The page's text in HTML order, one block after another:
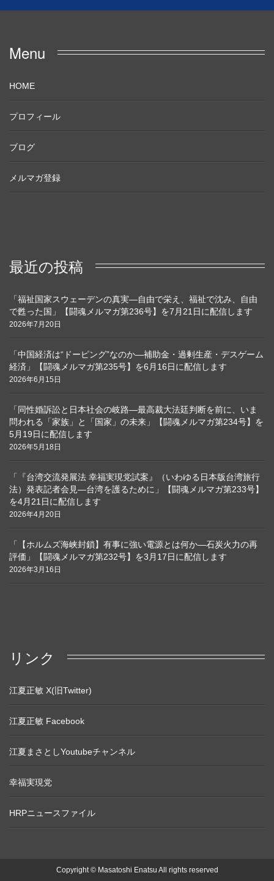
Menu
HOME
プロフィール
ブログ
メルマガ登録
最近の投稿
「福祉国家スウェーデンの真実―自由で栄え、福祉で沈み、自由
で甦った国」【闘魂メルマガ第236号】を7月21日に配信します
2026年7月20日
「中国経済は“ドーピング”なのか―補助金・過剰生産・デスゲーム
経済」【闘魂メルマガ第235号】を6月16日に配信します
2026年6月15日
「同性婚訴訟と日本社会の岐路―最高裁大法廷判断を前に、いま
問われる「家族」と「国家」の未来」【闘魂メルマガ第234号】を
5月19日に配信します
2026年5月18日
「『台湾交流発展法 幸福実現党試案』（いわゆる日本版台湾旅行
法）発表記者会見―台湾を護るために」【闘魂メルマガ第233号】
を4月21日に配信します
2026年4月20日
「【ホルムズ海峡封鎖】有事に強い電源とは何か―石炭火力の再
評価」【闘魂メルマガ第232号】を3月17日に配信します
2026年3月16日
リンク
江夏正敏 X(旧Twitter)
江夏正敏 Facebook
江夏まさとしYoutubeチャンネル
幸福実現党
HRPニュースファイル
Copyright © Masatoshi Enatsu All rights reserved